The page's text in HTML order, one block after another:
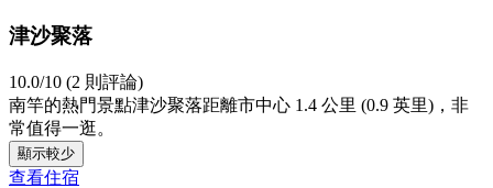
津沙聚落
10.0/10 (2 則評論)
南竿的熱門景點津沙聚落距離市中心 1.4 公里 (0.9 英里)，非
常值得一逛。
顯示較少
查看住宿